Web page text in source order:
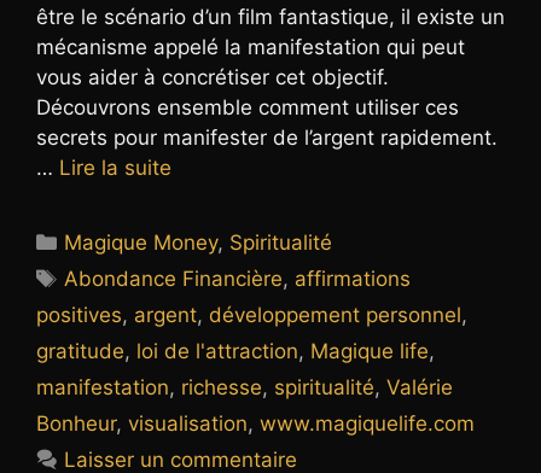
être le scénario d’un film fantastique, il existe un
mécanisme appelé la manifestation qui peut
vous aider à concrétiser cet objectif.
Découvrons ensemble comment utiliser ces
secrets pour manifester de l’argent rapidement.
… Lire la suite
Catégories
Magique Money, Spiritualité
Étiquettes
Abondance Financière, affirmations
positives, argent, développement personnel,
gratitude, loi de l'attraction, Magique life,
manifestation, richesse, spiritualité, Valérie
Bonheur, visualisation, www.magiquelife.com
Laisser un commentaire